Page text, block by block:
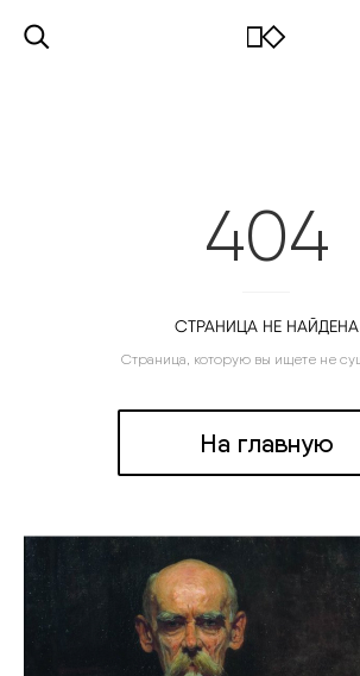
404
СТРАНИЦА НЕ НАЙДЕНА
Страница, которую вы ищете не
На главную